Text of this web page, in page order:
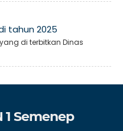
tahun 2025
di terbitkan Dinas
Semenep